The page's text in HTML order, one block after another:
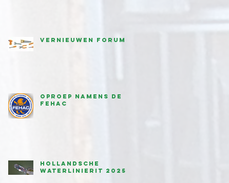
Vernieuwen forum
Oproep namens de
FEHAC
Hollandsche
waterlinierit 2025